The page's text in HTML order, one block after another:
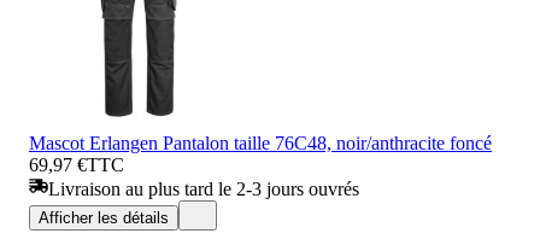
Mascot Erlangen Pantalon taille 76C48, noir/anthracite foncé
69,97 €TTC
Livraison au plus tard le 2-3 jours ouvrés
Afficher les détails